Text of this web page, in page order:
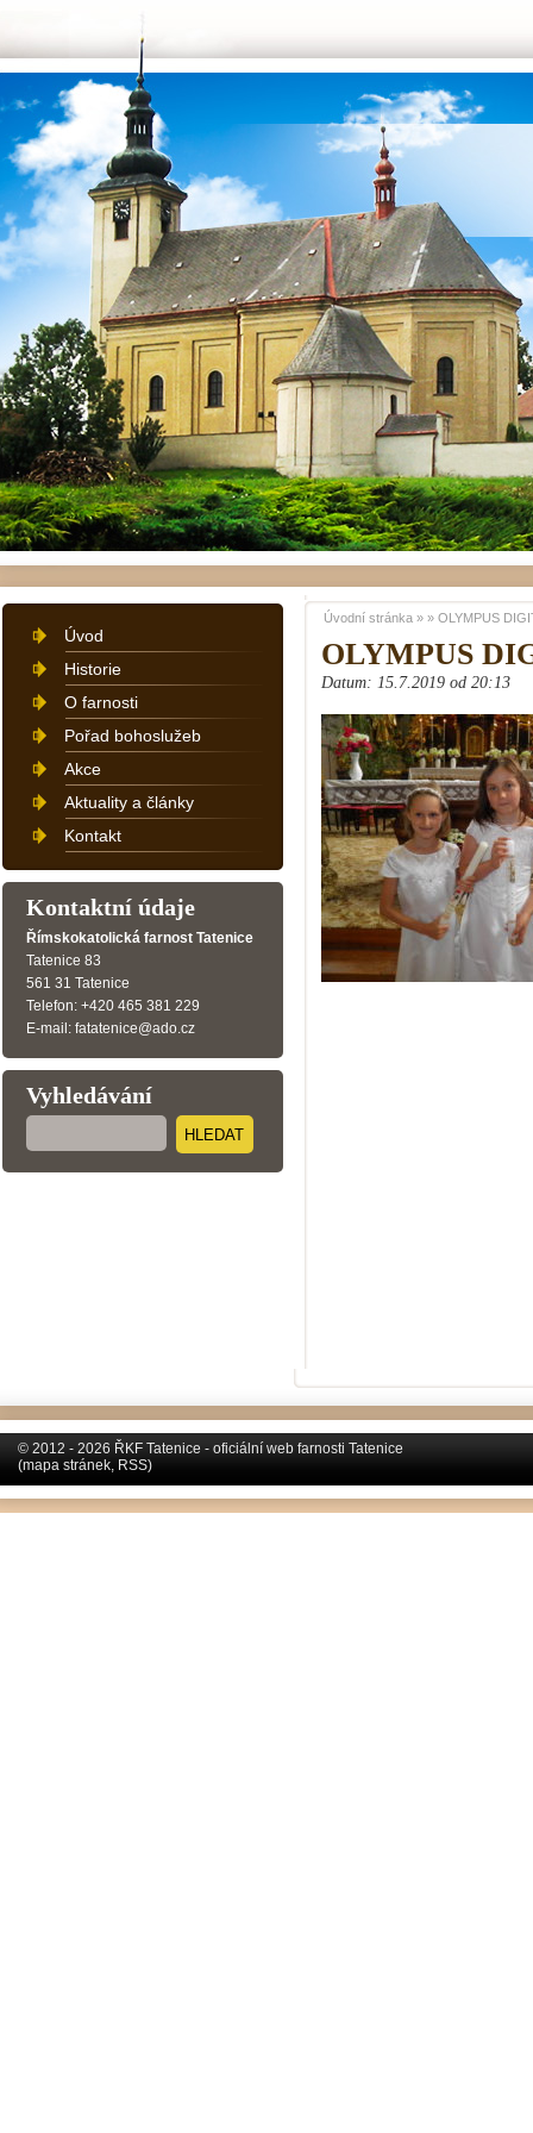
OLYMPUS
Datum: 15.7.2019 od 20:13
Úvodní stránka » » OLYMPUS
Úvod
Historie
O farnosti
Pořad bohoslužeb
Akce
Aktuality a články
Kontakt
Kontaktní údaje
Římskokatolická farnost Tatenice
Tatenice 83
561 31 Tatenice
Telefon: +420 465 381 229
E-mail: fatatenice@ado.cz
Vyhledávání
HLEDAT
© 2012 - 2026 ŘKF Tatenice - oficiální web farnosti Tatenice
(mapa stránek, RSS)